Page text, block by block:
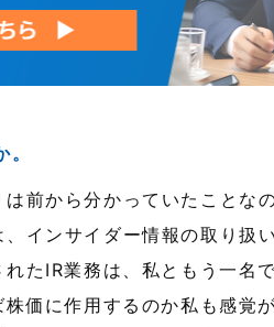
前から分かっていたことな
インサイダー情報の取り扱
たIR業務は、私ともう一名
価に作用するのか私も感覚